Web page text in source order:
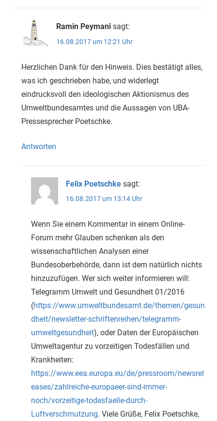
Ramin Peymani sagt:
16.08.2017 um 12:21 Uhr
Herzlichen Dank für den Hinweis. Dies bestätigt alles,
was ich geschrieben habe, und widerlegt
eindrucksvoll den ideologischen Aktionismus des
Umweltbundesamtes und die Aussagen von UBA-
Pressesprecher Poetschke.
Antworten
Felix Poetschke sagt:
16.08.2017 um 13:14 Uhr
Wenn Sie einem Kommentar in einem Online-
Forum mehr Glauben schenken als den
wissenschaftlichen Analysen einer
Bundesoberbehörde, dann ist dem natürlich nichts
hinzuzufügen. Wer sich weiter informieren will:
Telegramm Umwelt und Gesundheit 01/2016
(https://www.umweltbundesamt.de/themen/gesun
dheit/newsletter-schriftenreihen/telegramm-
umweltgesundheit), oder Daten der Europäischen
Umweltagentur zu vorzeitigen Todesfällen und
Krankheiten:
https://www.eea.europa.eu/de/pressroom/newsrel
eases/zahlreiche-europaeer-sind-immer-
noch/vorzeitige-todesfaelle-durch-
Luftverschmutzung. Viele Grüße, Felix Poetschke,